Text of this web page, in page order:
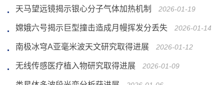
天马望远镜揭示银心分子气体加热机制 2026-01-19
嫦娥六号揭示巨型撞击造成月幔挥发分丢失 2026-01-14
南极冰穹A亚毫米波天文研究取得进展 2026-01-12
无线传感医疗植入物研究取得进展 2026-01-09